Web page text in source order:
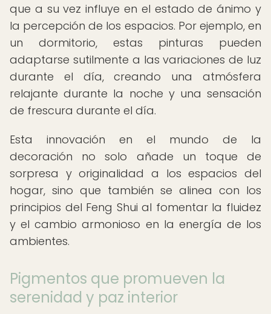
que a su vez influye en el estado de ánimo y
la percepción de los espacios. Por ejemplo, en
un dormitorio, estas pinturas pueden
adaptarse sutilmente a las variaciones de luz
durante el día, creando una atmósfera
relajante durante la noche y una sensación
de frescura durante el día.
Esta innovación en el mundo de la
decoración no solo añade un toque de
sorpresa y originalidad a los espacios del
hogar, sino que también se alinea con los
principios del Feng Shui al fomentar la fluidez
y el cambio armonioso en la energía de los
ambientes.
Pigmentos que promueven la
serenidad y paz interior